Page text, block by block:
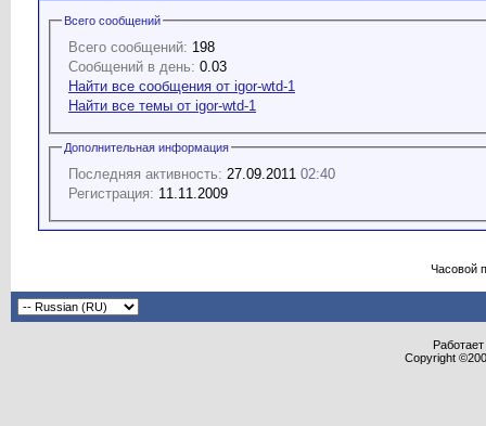
Всего сообщений
Всего сообщений: 198
Сообщений в день: 0.03
Найти все сообщения от igor-wtd-1
Найти все темы от igor-wtd-1
Дополнительная информация
Последняя активность: 27.09.2011 02:40
Регистрация: 11.11.2009
Часовой
Copyright